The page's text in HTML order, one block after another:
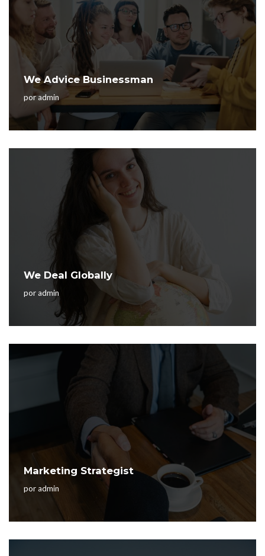
We Advice Businessman
poradmin
We Deal Globally
poradmin
Marketing Strategist
poradmin